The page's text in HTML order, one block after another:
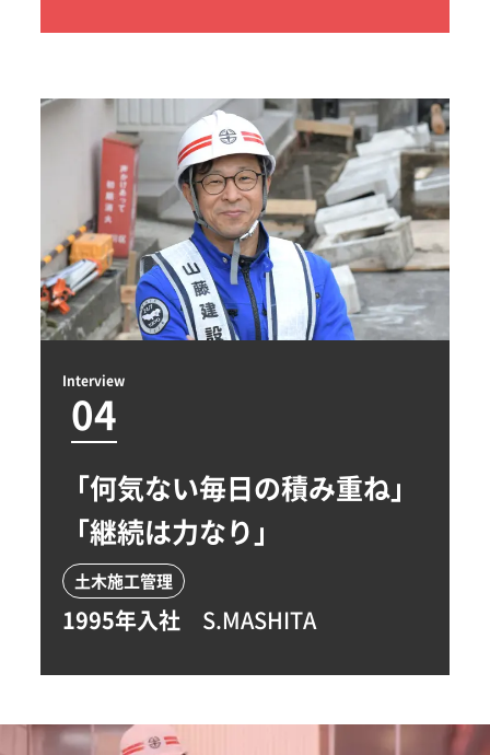
Interview
04
「何気ない毎日の積み重ね」
「継続は力なり」
土木施工管理
1995年入社 S.MASHITA